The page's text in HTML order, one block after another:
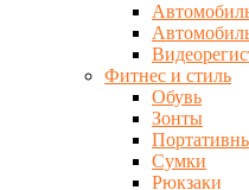
Фитнес и стиль
Обувь
Зонты
Сумки
Рюкзаки